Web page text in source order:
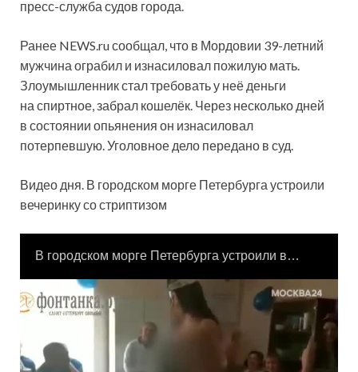
пресс-служба судов города.
Ранее NEWS.ru сообщал, что в Мордовии 39-летний
мужчина ограбил и изнасиловал пожилую мать.
Злоумышленник стал требовать у неё деньги
на спиртное, забрал кошелёк. Через несколько дней
в состоянии опьянения он изнасиловал
потерпевшую. Уголовное дело передано в суд.
Видео дня. В городском морге Петербурга устроили
вечеринку со стриптизом